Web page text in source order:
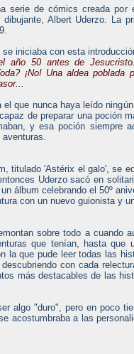
serie de cómics creada por
dibujante, Albert Uderzo. La
se iniciaba con esta
año 50 antes de
¡No! Una aldea poblada
el que nunca haya leído
de preparar una poción
y esa poción siempre
titulado 'Astérix el galo', se
Uderzo sacó en
álbum celebrando el 50º
con un nuevo guionista y
sobre todo a cuando
que tenían, hasta que
la que pude leer todas las
con cada
más destacables de las
algo "duro", pero en poco
acostumbraba a las